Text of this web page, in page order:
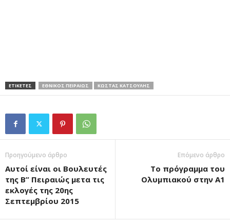
ΕΤΙΚΕΤΕΣ ΕΘΝΙΚΟΣ ΠΕΙΡΑΙΩΣ ΚΩΣΤΑΣ ΚΑΤΣΟΥΛΗΣ
Προηγούμενο άρθρο
Αυτοί είναι οι Βουλευτές
της Β” Πειραιώς μετα τις
εκλογές της 20ης
Σεπτεμβρίου 2015
Επόμενο άρθρο
Το πρόγραμμα του
Ολυμπιακού στην Α1